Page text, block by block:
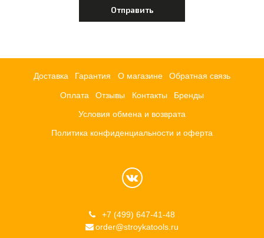
Доставка Гарантия О магазине Обратная связь
Оплата Отзывы Контакты Бренды
Условия обмена и возврата
Политика конфиденциальности и оферта
+7 (499) 647-41-48
order@stroykatools.ru